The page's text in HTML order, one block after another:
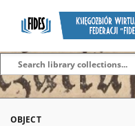
OBJECT